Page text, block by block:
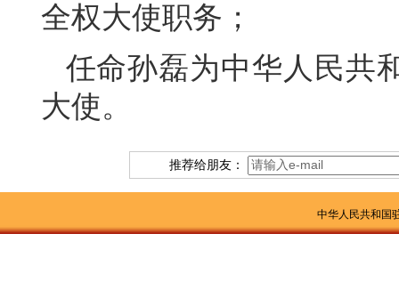
全权大使职务；
任命孙磊为中华人民共
大使。
推荐给朋友：
中华人民共和国